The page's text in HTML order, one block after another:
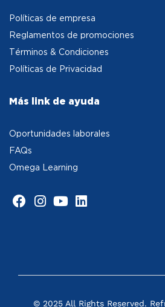
Políticas de empresa
Reglamentos de promociones
Términos & Condiciones
Políticas de Privacidad
Más link de ayuda
Oportunidades laborales
FAQs
Omega Learning
© 2025 All Rights Reserved.